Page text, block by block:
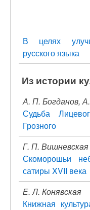
В целях
русского языка
Из истории
А. П. Богданов,
Судьба
Грозного
Г. П. Вишневская
Скоморошьи
сатиры XVII века
Е. Л. Конявская
Книжная